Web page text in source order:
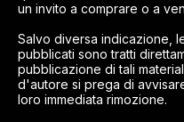
un invito a comprare o a
Salvo diversa indicazione,
pubblicati sono tratti
pubblicazione di tali
d'autore si prega di
loro immediata rimozione.